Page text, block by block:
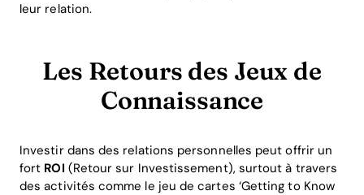
leur relation.
Les Retours des Jeux de
Connaissance
Investir dans des relations personnelles peut offrir un
fort ROI (Retour sur Investissement), surtout à travers
des activités comme le jeu de cartes ‘Getting to Know